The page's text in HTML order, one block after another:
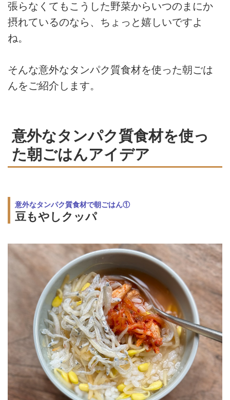
張らなくてもこうした野菜からいつのまにか
摂れているのなら、ちょっと嬉しいですよ
ね。
そんな意外なタンパク質食材を使った朝ごは
んをご紹介します。
意外なタンパク質食材を使っ
た朝ごはんアイデア
意外なタンパク質食材で朝ごはん①
豆もやしクッパ